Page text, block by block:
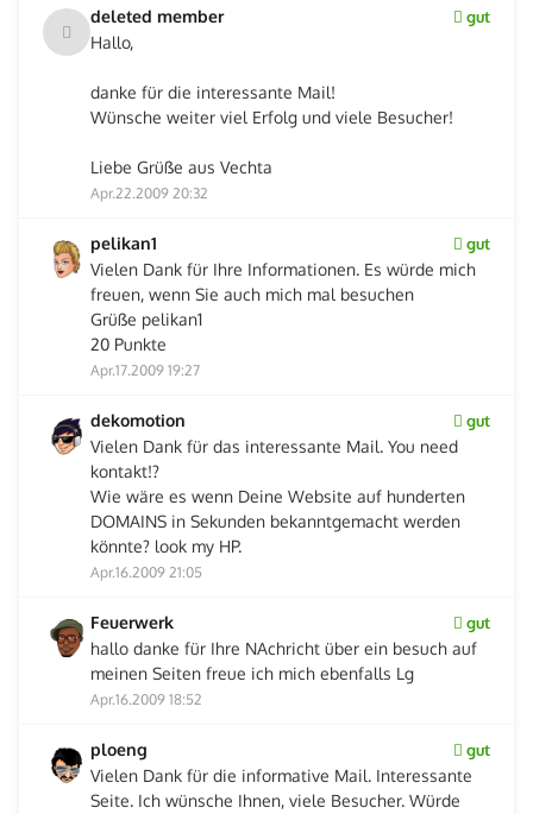
deleted member gut
Hallo,
danke für die interessante Mail!
Wünsche weiter viel Erfolg und viele Besucher!
Liebe Grüße aus Vechta
Apr.22.2009 20:32
pelikan1 gut
Vielen Dank für Ihre Informationen. Es würde mich
freuen, wenn Sie auch mich mal besuchen
Grüße pelikan1
20 Punkte
Apr.17.2009 19:27
dekomotion gut
Vielen Dank für das interessante Mail. You need
kontakt!?
Wie wäre es wenn Deine Website auf hunderten
DOMAINS in Sekunden bekanntgemacht werden
könnte? look my HP.
Apr.16.2009 21:05
Feuerwerk gut
hallo danke für Ihre NAchricht über ein besuch auf
meinen Seiten freue ich mich ebenfalls Lg
Apr.16.2009 18:52
ploeng gut
Vielen Dank für die informative Mail. Interessante
Seite. Ich wünsche Ihnen, viele Besucher. Würde